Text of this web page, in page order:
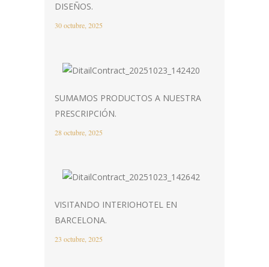
DISEÑOS.
30 octubre, 2025
SUMAMOS PRODUCTOS A NUESTRA
PRESCRIPCIÓN.
28 octubre, 2025
VISITANDO INTERIOHOTEL EN
BARCELONA.
23 octubre, 2025